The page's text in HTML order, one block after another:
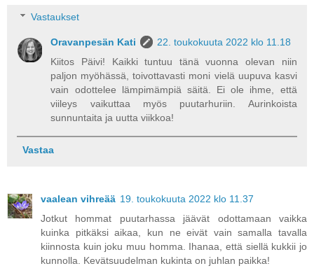
Vastaukset
Oravanpesän Kati
22. toukokuuta 2022 klo 11.18
Kiitos Päivi! Kaikki tuntuu tänä vuonna olevan niin
paljon myöhässä, toivottavasti moni vielä uupuva kasvi
vain odottelee lämpimämpiä säitä. Ei ole ihme, että
viileys vaikuttaa myös puutarhuriin. Aurinkoista
sunnuntaita ja uutta viikkoa!
Vastaa
vaalean vihreää 19. toukokuuta 2022 klo 11.37
Jotkut hommat puutarhassa jäävät odottamaan vaikka
kuinka pitkäksi aikaa, kun ne eivät vain samalla tavalla
kiinnosta kuin joku muu homma. Ihanaa, että siellä kukkii jo
kunnolla. Kevätsuudelman kukinta on juhlan paikka!